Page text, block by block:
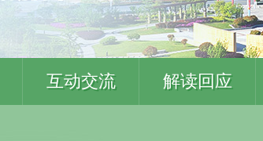
互动交流 解读回应